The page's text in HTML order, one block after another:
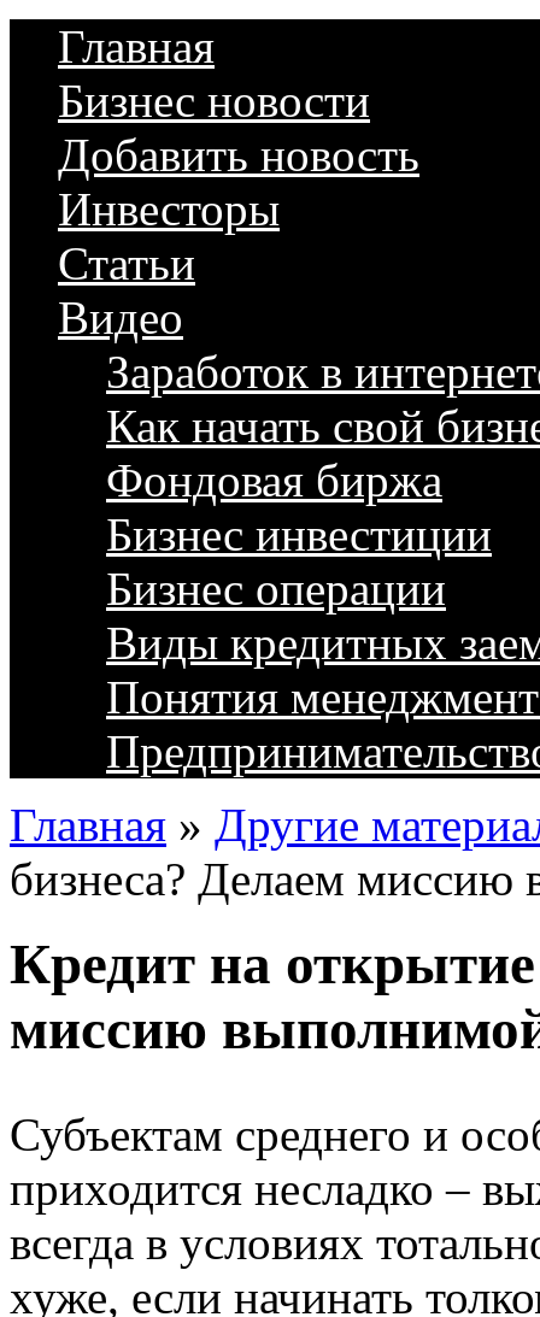
Главная
Бизнес новости
Добавить новость
Инвесторы
Статьи
Видео
Заработок в
Как начать свой
Фондовая биржа
Бизнес инвестиции
Бизнес операции
Виды кредитных
Понятия
Главная » Другие
бизнеса? Делаем миссию
Кредит на
миссию
Субъектам среднего и
приходится несладко –
всегда в условиях
хуже, если начинать